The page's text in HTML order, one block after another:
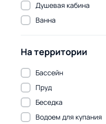
Душевая кабина
Ванна
На территории
Бассейн
Пруд
Беседка
Водоем для купания